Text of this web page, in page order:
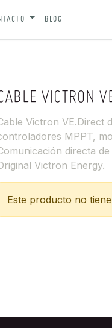
BLOG
VICTRON
Victron VE.Direct
MPPT,
directa
Victron Energy.
Este producto no